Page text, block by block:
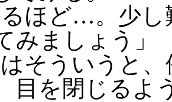
るほど…。少
みましょう」
そういうと
目を閉じるよ